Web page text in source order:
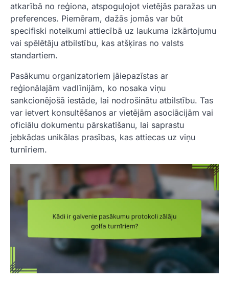
atkarībā no reģiona, atspoguļojot vietējās paražas un
preferences. Piemēram, dažās jomās var būt
specifiski noteikumi attiecībā uz laukuma izkārtojumu
vai spēlētāju atbilstību, kas atšķiras no valsts
standartiem.
Pasākumu organizatoriem jāiepazīstas ar
reģionālajām vadlīnijām, ko nosaka viņu
sankcionējošā iestāde, lai nodrošinātu atbilstību. Tas
var ietvert konsultēšanos ar vietējām asociācijām vai
oficiālu dokumentu pārskatīšanu, lai saprastu
jebkādas unikālas prasības, kas attiecas uz viņu
turnīriem.